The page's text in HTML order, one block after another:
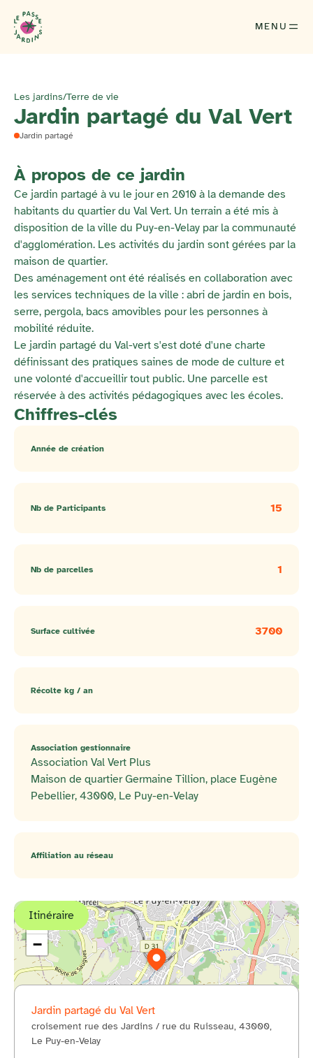
MENU
Les jardins/Terre de vie
Jardin partagé du Val Vert
Jardin partagé
À propos de ce jardin
Ce jardin partagé à vu le jour en 2010 à la demande des
habitants du quartier du Val Vert. Un terrain a été mis à
disposition de la ville du Puy-en-Velay par la communauté
d'agglomération. Les activités du jardin sont gérées par la
maison de quartier.
Des aménagement ont été réalisés en collaboration avec
les services techniques de la ville : abri de jardin en bois,
serre, pergola, bacs amovibles pour les personnes à
mobilité réduite.
Le jardin partagé du Val-vert s'est doté d'une charte
définissant des pratiques saines de mode de culture et
une volonté d'accueillir tout public. Une parcelle est
réservée à des activités pédagogiques avec les écoles.
Chiffres-clés
Année de création
Nb de Participants 15
Nb de parcelles 1
Surface cultivée 3700
Récolte kg / an
Association gestionnaire
Association Val Vert Plus
Maison de quartier Germaine Tillion, place Eugène
Pebellier, 43000, Le Puy-en-Velay
Affiliation au réseau
Itinéraire
+
−
© OpenStreetMap
Jardin partagé du Val Vert
croisement rue des Jardins / rue du Ruisseau, 43000,
Le Puy-en-Velay